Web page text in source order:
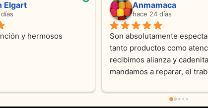
Ramos
!!!!!Nos asesoraron
con dedicación.
Laura A
hace 5 meses
Desde el inicio soy clienta
Joyas y siempre muy
sus productos. Una Belleza
pieza y siempre satisfecha
recomendable